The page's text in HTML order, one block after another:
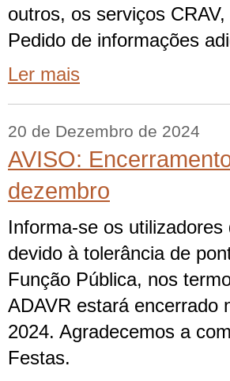
outros, os serviços
Pedido de informações
Ler mais
20 de Dezembro de 2024
AVISO:
dezembro
Informa-se os
devido à tolerância de
Função Pública, nos
ADAVR estará encerrado
2024. Agradecemos a
Festas.